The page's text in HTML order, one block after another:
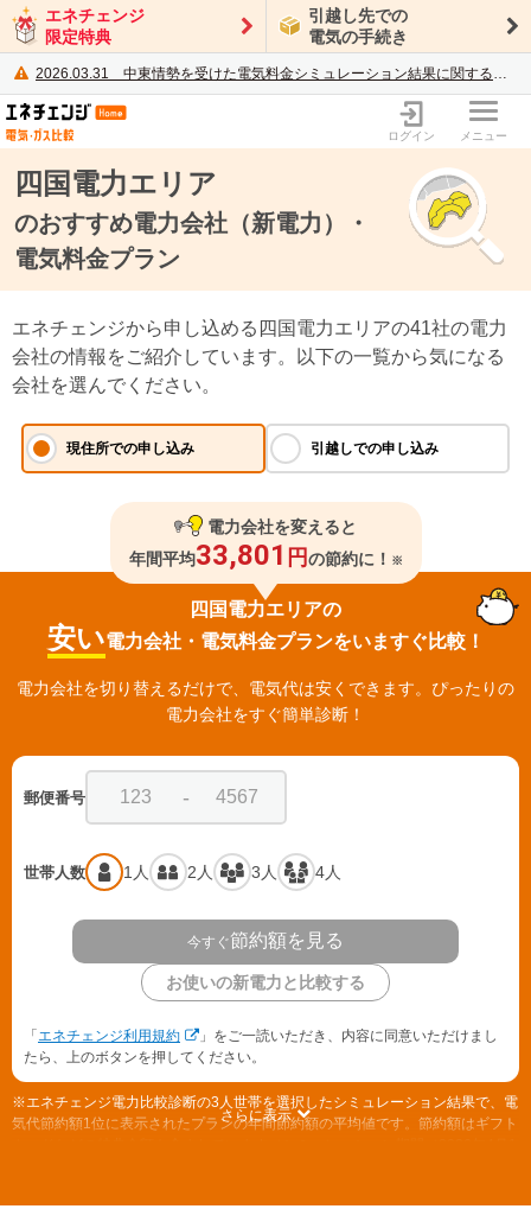
エネチェンジ
限定特典
引越し先での
電気の手続き
2026.03.31 中東情勢を受けた電気料金シミュレーション結果に関するご案内
電力・ガス比較サイト エネチェンジ
ログイン メニュー
四国電力エリア
のおすすめ電力会社 （新電力）・
電気料金プラン
エネチェンジから申し込める四国電力エリアの41社の電力
会社の情報をご紹介しています。以下の一覧から気になる
会社を選んでください。
電力会社を変えると
年間平均33,801 円の節約に！ ※
四国電力エリアの
安い電力会社・電気料金プランをいますぐ比較！
電力会社を切り替えるだけで、電気代は安くできます。ぴったりの
電力会社をすぐ簡単診断！
郵便番号 -
世帯人数 1人 2人 3人 4人
今すぐ節約額を見る
お使いの新電力と比較する
「 エネチェンジ利用規約
」をご一読いただき、内容に同意いただけまし
たら、上のボタンを押してください。
※エネチェンジ電力比較診断の3人世帯を選択したシミュレーション結果で、電
気代節約額1位に表示されたプランの年間節約額の平均値です。節約額はギフト
さらに表示